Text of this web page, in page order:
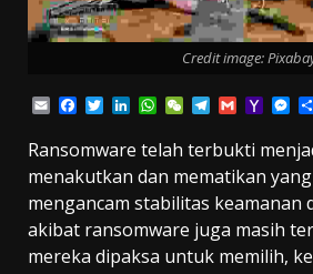
Credit image:
EmailFacebook
TwitterLinkedIn
WhatsApp
WeChatTelegram
Gmail
Ransomware telah terbukti
menakutkan dan mematikan
mengancam stabilitas keamanan
akibat ransomware juga masih
mereka dipaksa untuk memilih,